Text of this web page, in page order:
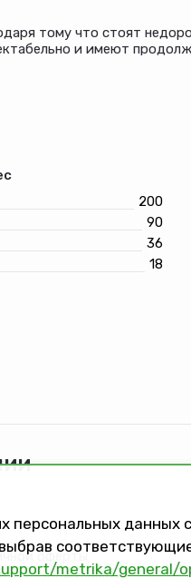
тому что стоят
и имеют
200
90
36
18
оферты
персональных данных
metrika/general/